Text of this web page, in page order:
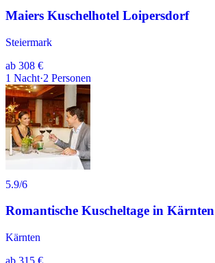
Maiers Kuschelhotel Loipersdorf
Steiermark
ab 308 €
1 Nacht·2 Personen
5.9/6
Romantische Kuscheltage in Kärnten
Kärnten
ab 315 €